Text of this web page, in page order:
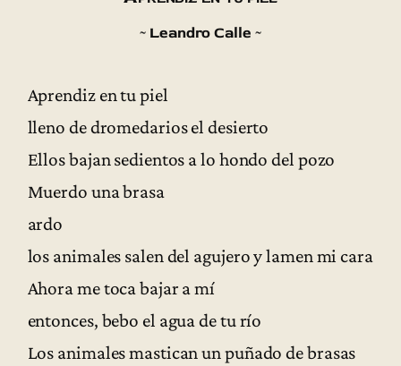
~ Leandro Calle ~
Aprendiz en tu piel
lleno de dromedarios el desierto
Ellos bajan sedientos a lo hondo del pozo
Muerdo una brasa
ardo
los animales salen del agujero y lamen mi cara
Ahora me toca bajar a mí
entonces, bebo el agua de tu río
Los animales mastican un puñado de brasas